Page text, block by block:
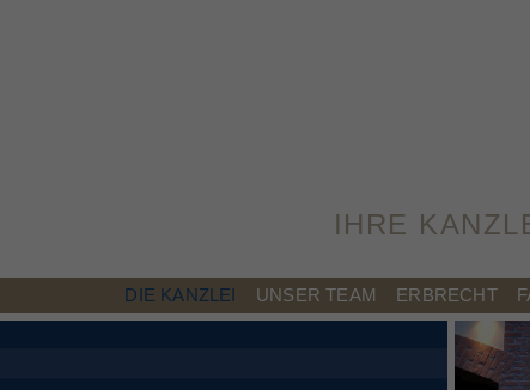
IHRE
DIE KANZLEI UNSER TEAM ERBRECHT